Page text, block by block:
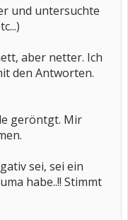
und untersuchte
aber netter. Ich
den Antworten.
geröntgt. Mir
sei, sei ein
habe..!! Stimmt